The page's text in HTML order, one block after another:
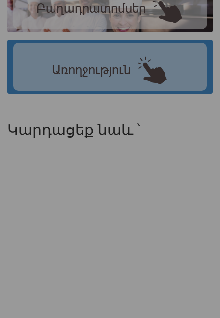
Բաղադրատոմսեր
Առողջություն
Կարդացեք նաև ՝